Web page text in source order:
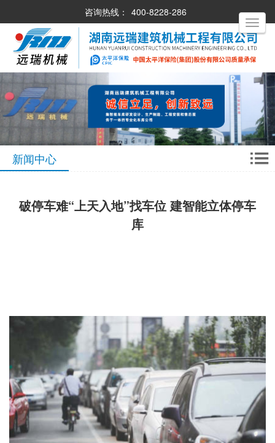
咨询热线： 400-8228-286
新闻中心
破停车难“上天入地”找车位 建智能立体停车
库
Toggle